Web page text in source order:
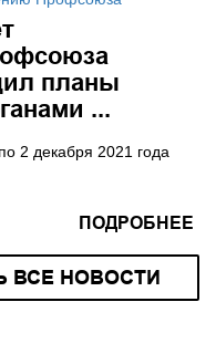
планы
...
2 декабря 2021 года
ПОДРОБНЕЕ
ВСЕ НОВОСТИ